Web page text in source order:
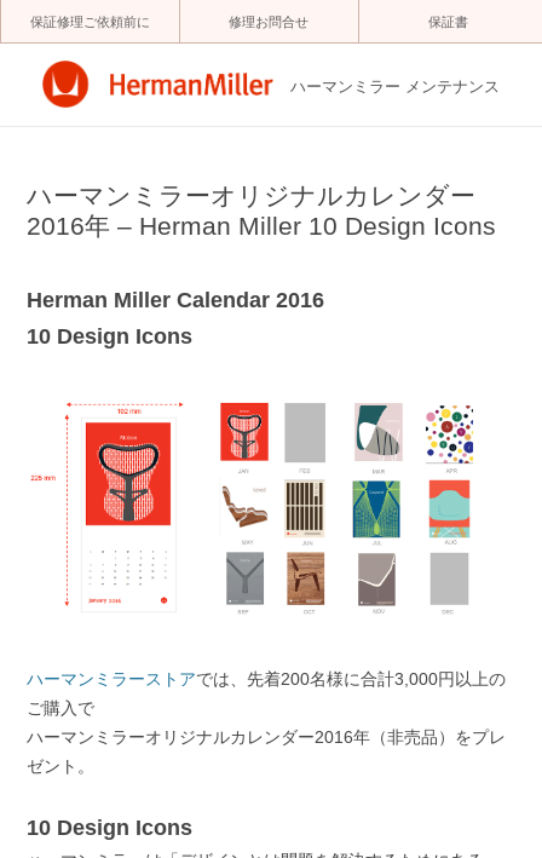
ハーマンミラー メンテナンス
ン
テ
ツ
保証修理ご依頼前に 修理お問合せ 保証書
ハーマンミラーオリジナルカレンダー
2016年 – Herman Miller 10 Design Icons
Herman Miller Calendar 2016
10 Design Icons
ハーマンミラーストアでは、先着200名様に合計3,000円以上の
ご購入で
ハーマンミラーオリジナルカレンダー2016年（非売品）をプレ
ゼント。
10 Design Icons